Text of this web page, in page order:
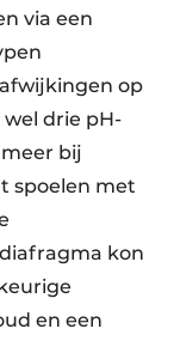
via een
op
drie pH-
bij
spoelen met
kon
en een